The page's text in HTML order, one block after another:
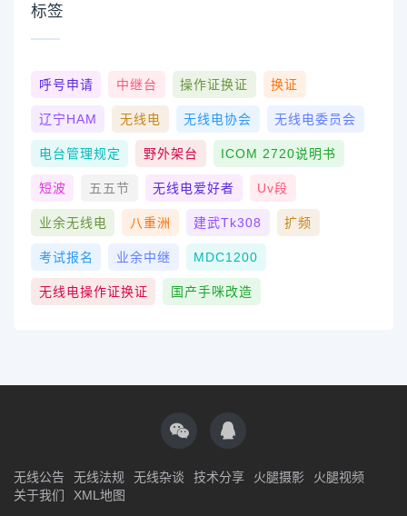
标签
呼号申请 中继台 操作证换证 换证
辽宁HAM 无线电 无线电协会 无线电委员会
电台管理规定 野外架台 ICOM 2720说明书
短波 五五节 无线电爱好者 Uv段
业余无线电 八重洲 建武tk308 扩频
考试报名 业余中继 MDC1200
无线电操作证换证 国产手咪改造
无线公告 无线法规 无线杂谈 技术分享 火腿摄影
火腿视频
关于我们
XML地图